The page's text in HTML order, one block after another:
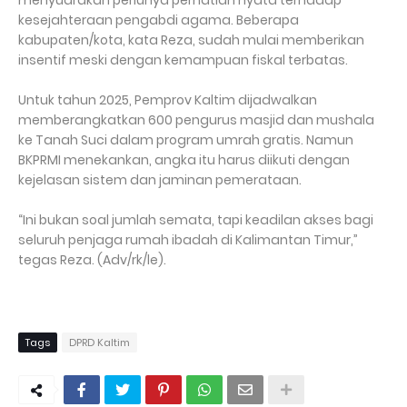
kesejahteraan pengabdi agama. Beberapa
kabupaten/kota, kata Reza, sudah mulai memberikan
insentif meski dengan kemampuan fiskal terbatas.
Untuk tahun 2025, Pemprov Kaltim dijadwalkan
memberangkatkan 600 pengurus masjid dan mushala
ke Tanah Suci dalam program umrah gratis. Namun
BKPRMI menekankan, angka itu harus diikuti dengan
kejelasan sistem dan jaminan pemerataan.
“Ini bukan soal jumlah semata, tapi keadilan akses bagi
seluruh penjaga rumah ibadah di Kalimantan Timur,”
tegas Reza. (Adv/rk/le).
Tags DPRD Kaltim